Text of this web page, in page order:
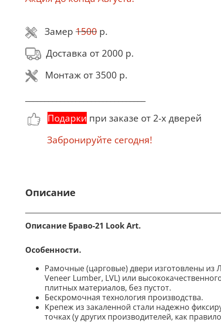
Замер 1500 р.
Доставка от 2000 р.
Монтаж от 3500 р.
Подарки при заказе от 2-х дверей
Забронируйте сегодня!
Описание
Описание Браво-21 Look Art.
Особенности.
Рамочные (царговые) двери изготовлены из
Veneer Lumber, LVL) или
плитных материалов, без пустот.
Бескромочная технология производства.
Крепеж из закаленной стали надежно
точках (у других производителей, как